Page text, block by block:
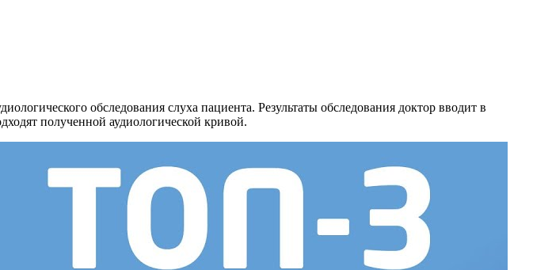
обследования слуха пациента. Результаты обследования доктор вводит в
полученной аудиологической кривой.